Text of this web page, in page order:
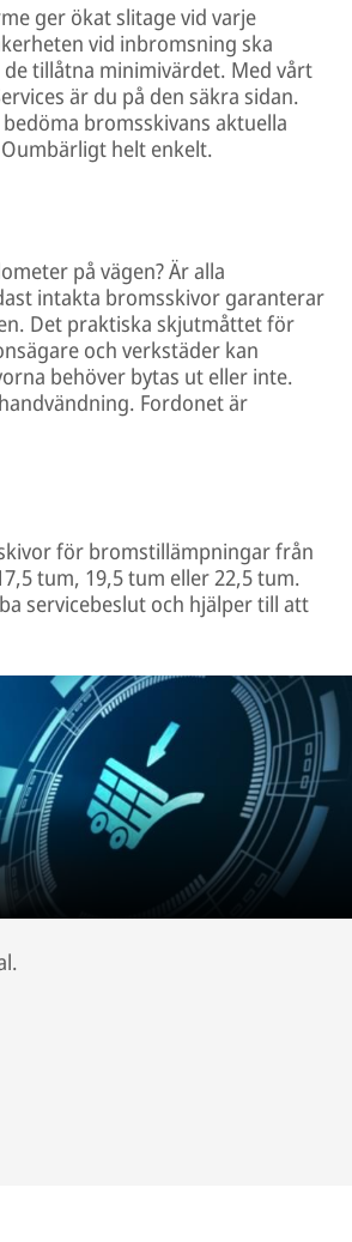
ger ökat slitage vid varje
vid inbromsning ska
tillåtna minimivärdet. Med vårt
är du på den säkra sidan.
bromsskivans aktuella
helt enkelt.
på vägen? Är alla
intakta bromsskivor garanterar
Det praktiska skjutmåttet för
och verkstäder kan
behöver bytas ut eller inte.
Fordonet är
för bromstillämpningar från
tum, 19,5 tum eller 22,5 tum.
servicebeslut och hjälper till att